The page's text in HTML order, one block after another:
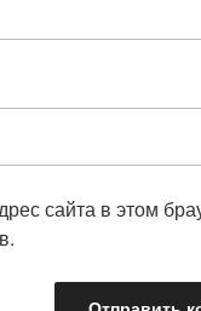
сайта в этом